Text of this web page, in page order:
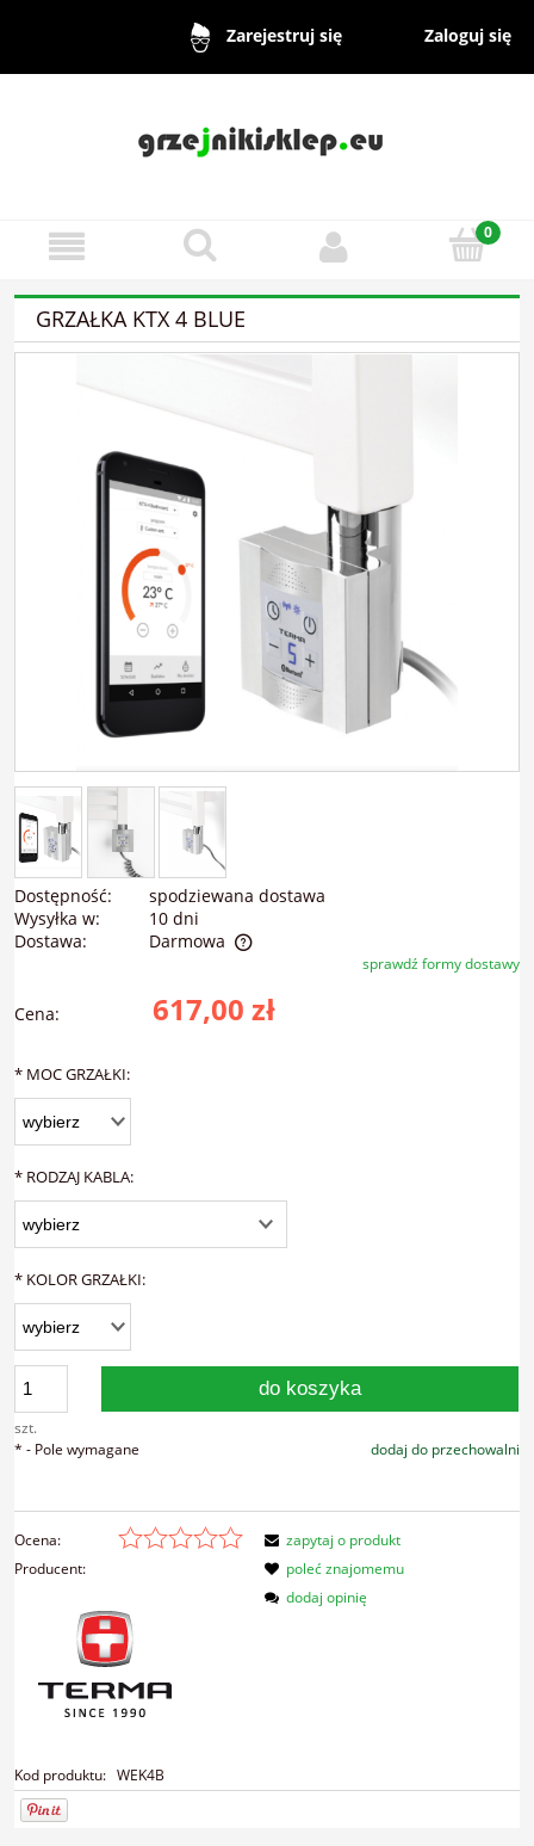
Zarejestruj się Zaloguj się
GRZAŁKA KTX 4 BLUE
Dostępność:
spodziewana dostawa
Wysyłka w:
10 dni
Dostawa:
Darmowa
Cena nie zawiera ewentualnych kosztów płatnościsprawdź formy dostawy
Cena: 617,00 zł
* MOC GRZAŁKI:
* RODZAJ KABLA:
* KOLOR GRZAŁKI:
szt.
do koszyka
dodaj do przechowalni
* - Pole wymagane
Ocena:
Producent:
Kod produktu: WEK4B
zapytaj o produkt
poleć znajomemu
dodaj opinię